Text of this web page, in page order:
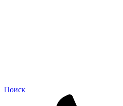
Поиск